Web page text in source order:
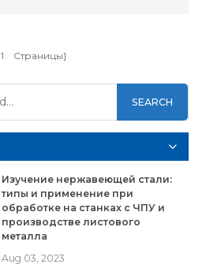
1 Страницы]
SEARCH
Изучение нержавеющей стали:
типы и применение при
обработке на станках с ЧПУ и
производстве листового
металла
Aug 03, 2023